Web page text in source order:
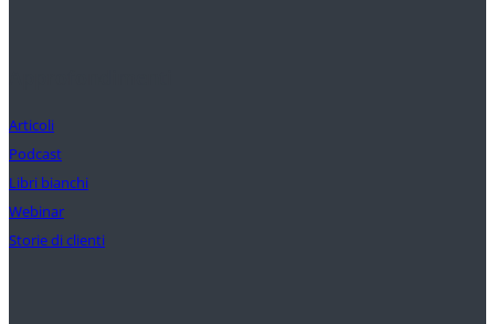
Articoli
Podcast
Libri bianchi
Webinar
Storie di clienti